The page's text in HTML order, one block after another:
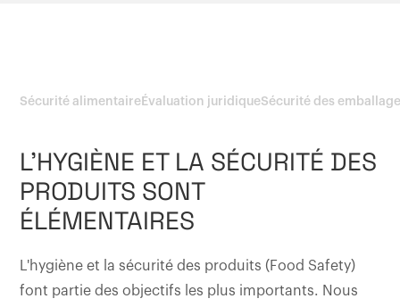
Sécurité alimentaire Évaluation juridiqueSécurité des
L'HYGIÈNE ET LA SÉCURITÉ DES
PRODUITS SONT
ÉLÉMENTAIRES
L'hygiène et la sécurité des produits (Food Safety)
font partie des objectifs les plus importants. Nous